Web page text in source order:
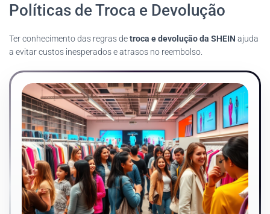
Políticas de Troca e Devolução
Ter conhecimento das regras detroca e devolução da SHEIN ajuda
a evitar custos inesperados e atrasos no reembolso.